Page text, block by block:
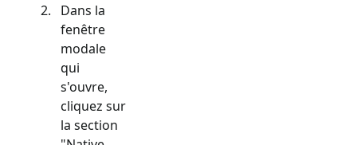
Dans la
fenêtre
modale
qui
s'ouvre,
cliquez sur
la section